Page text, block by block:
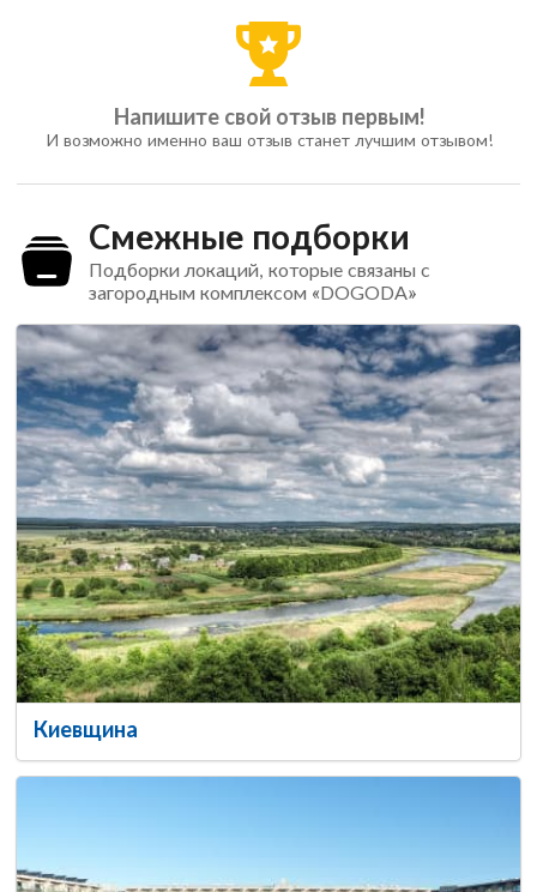
Напишите свой отзыв первым!
И возможно именно ваш отзыв станет лучшим отзывом!
Смежные подборки
Подборки локаций, которые связаны с
загородным комплексом «DOGODA»
Киевщина